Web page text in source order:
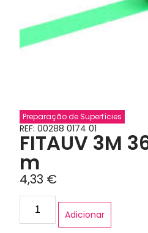
Preparação de Superfícies
REF: 00288 0174 01
FITAUV 3M
m
4,33 €
Adicionar